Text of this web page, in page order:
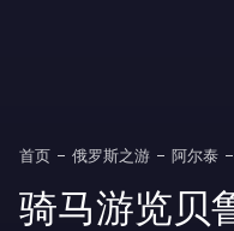
首页 俄罗斯之游 阿尔泰
骑马游览贝